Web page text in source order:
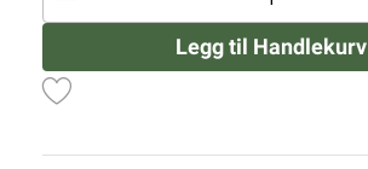
Legg til Handlekurv